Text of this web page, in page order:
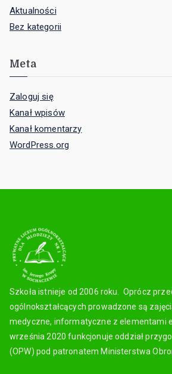
Aktualności
Bez kategorii
Meta
Zaloguj się
Kanał wpisów
Kanał komentarzy
WordPress.org
Szkoła istnieje od 2006 roku. Oprócz
ogólnokształcących prowadzone są
medyczne, informatyczne z elementami
września 2020 funkcjonuje oddział
(OPW) pod patronatem Ministerstwa